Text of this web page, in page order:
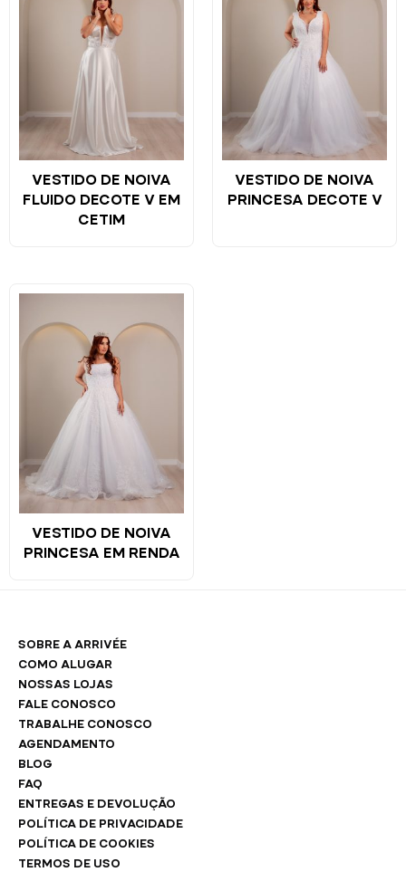
VESTIDO DE NOIVA
FLUIDO DECOTE V EM
CETIM
VESTIDO DE NOIVA
PRINCESA DECOTE V
VESTIDO DE NOIVA
PRINCESA EM RENDA
SOBRE A ARRIVÉE
COMO ALUGAR
NOSSAS LOJAS
FALE CONOSCO
TRABALHE CONOSCO
AGENDAMENTO
BLOG
FAQ
ENTREGAS E DEVOLUÇÃO
POLÍTICA DE PRIVACIDADE
POLÍTICA DE COOKIES
TERMOS DE USO